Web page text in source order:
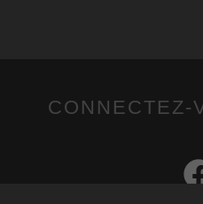
CONNECTEZ-